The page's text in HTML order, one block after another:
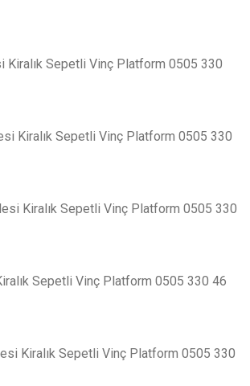
Kiralık Sepetli Vinç Platform 0505 330
Kiralık Sepetli Vinç Platform 0505 330
Kiralık Sepetli Vinç Platform 0505 330
Sepetli Vinç Platform 0505 330 46
Kiralık Sepetli Vinç Platform 0505 330